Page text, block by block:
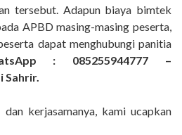
tersebut. Adapun biaya bimtek
APBD masing-masing peserta,
dapat menghubungi panitia
: 085255944777 –
Sahrir.
kerjasamanya, kami ucapkan